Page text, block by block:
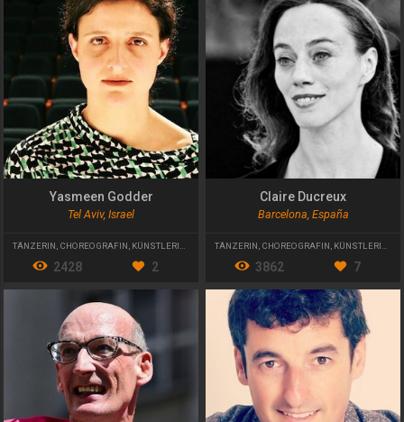
Yasmeen Godder
Tel Aviv, Israel
TÄNZERIN, CHOREOGRAFIN, KÜNSTLERISCHE LEITERIN
2428 2
Claire Ducreux
Barcelona, España
TÄNZERIN, CHOREOGRAFIN, KÜNSTLERISCHE LEITERIN
3862 7